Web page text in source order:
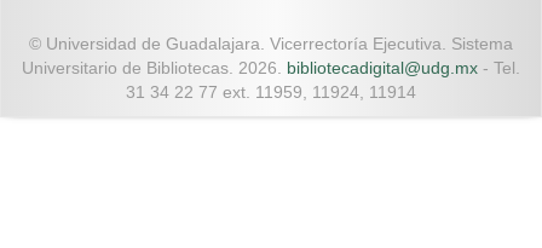
© Universidad de Guadalajara. Vicerrectoría Ejecutiva. Sistema
Universitario de Bibliotecas. 2026. bibliotecadigital@udg.mx - Tel.
31 34 22 77 ext. 11959, 11924, 11914